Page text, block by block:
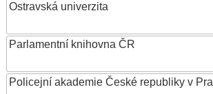
Ostravská univerzita
Parlamentní knihovna ČR
Policejní akademie České republiky v